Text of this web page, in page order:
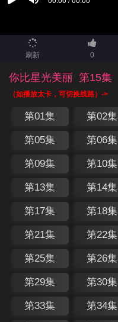
刷新 0
你比星光美丽 第15集
（如播放太卡，可切换线路）->
第01集 第02集
第05集 第06集
第09集 第10集
第13集 第14集
第17集 第18集
第21集 第22集
第25集 第26集
第29集 第30集
第33集 第34集